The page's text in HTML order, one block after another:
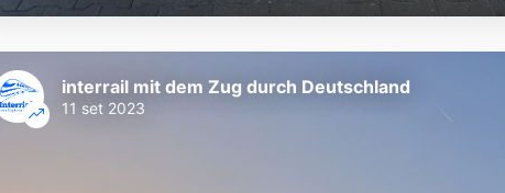
interrail mit dem Zug durch Deutschland
11 set 2023